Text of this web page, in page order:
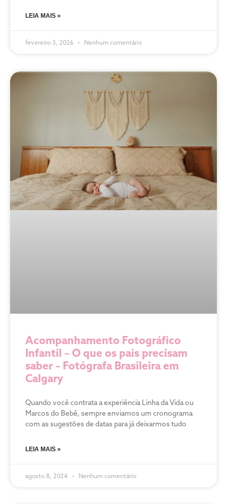
LEIA MAIS »
fevereiro 3, 2026 Nenhum comentário
Acompanhamento Fotográfico
Infantil – O que os pais precisam
saber – Fotógrafa Brasileira em
Calgary
Quando você contrata a experiência Linha da Vida ou
Marcos do Bebê, sempre enviamos um cronograma
com as sugestões de datas para já deixarmos tudo
LEIA MAIS »
agosto 8, 2024 Nenhum comentário